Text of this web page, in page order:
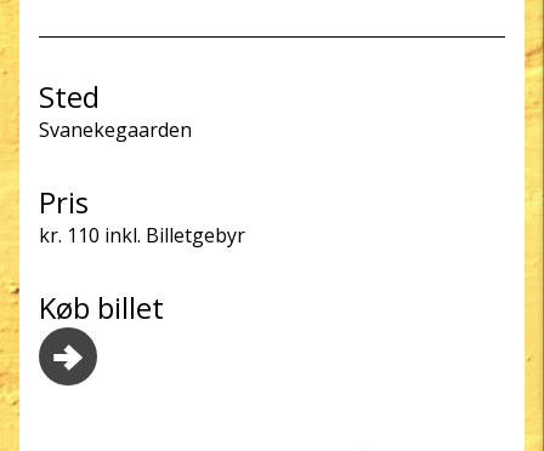
Sted
Svanekegaarden
Pris
kr. 110 inkl. Billetgebyr
Køb billet